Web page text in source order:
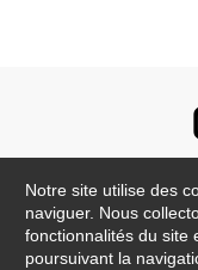
Notre site utilise des
naviguer. Nous
fonctionnalités du site
poursuivant la